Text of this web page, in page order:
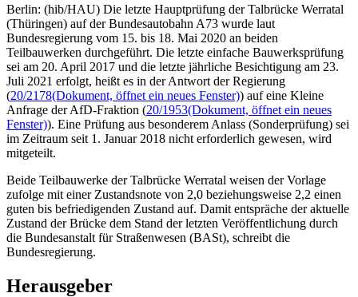
Berlin: (hib/HAU) Die letzte Hauptprüfung der Talbrücke Werratal
(Thüringen) auf der Bundesautobahn A73 wurde laut
Bundesregierung vom 15. bis 18. Mai 2020 an beiden
Teilbauwerken durchgeführt. Die letzte einfache Bauwerksprüfung
sei am 20. April 2017 und die letzte jährliche Besichtigung am 23.
Juli 2021 erfolgt, heißt es in der Antwort der Regierung
(20/2178(Dokument, öffnet ein neues Fenster)) auf eine Kleine
Anfrage der AfD-Fraktion (20/1953(Dokument, öffnet ein neues
Fenster)). Eine Prüfung aus besonderem Anlass (Sonderprüfung) sei
im Zeitraum seit 1. Januar 2018 nicht erforderlich gewesen, wird
mitgeteilt.
Beide Teilbauwerke der Talbrücke Werratal weisen der Vorlage
zufolge mit einer Zustandsnote von 2,0 beziehungsweise 2,2 einen
guten bis befriedigenden Zustand auf. Damit entspräche der aktuelle
Zustand der Brücke dem Stand der letzten Veröffentlichung durch
die Bundesanstalt für Straßenwesen (BASt), schreibt die
Bundesregierung.
Herausgeber